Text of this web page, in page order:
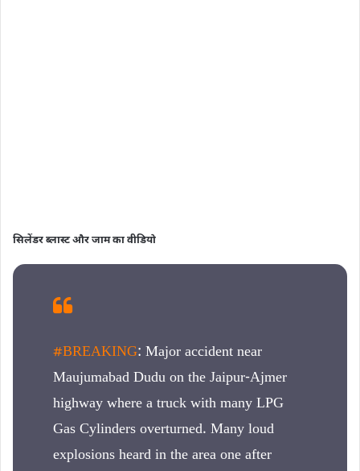
सिलेंडर ब्लास्ट और जाम का वीडियो
#BREAKING: Major accident near
Maujumabad Dudu on the Jaipur-Ajmer
highway where a truck with many LPG
Gas Cylinders overturned. Many loud
explosions heard in the area one after